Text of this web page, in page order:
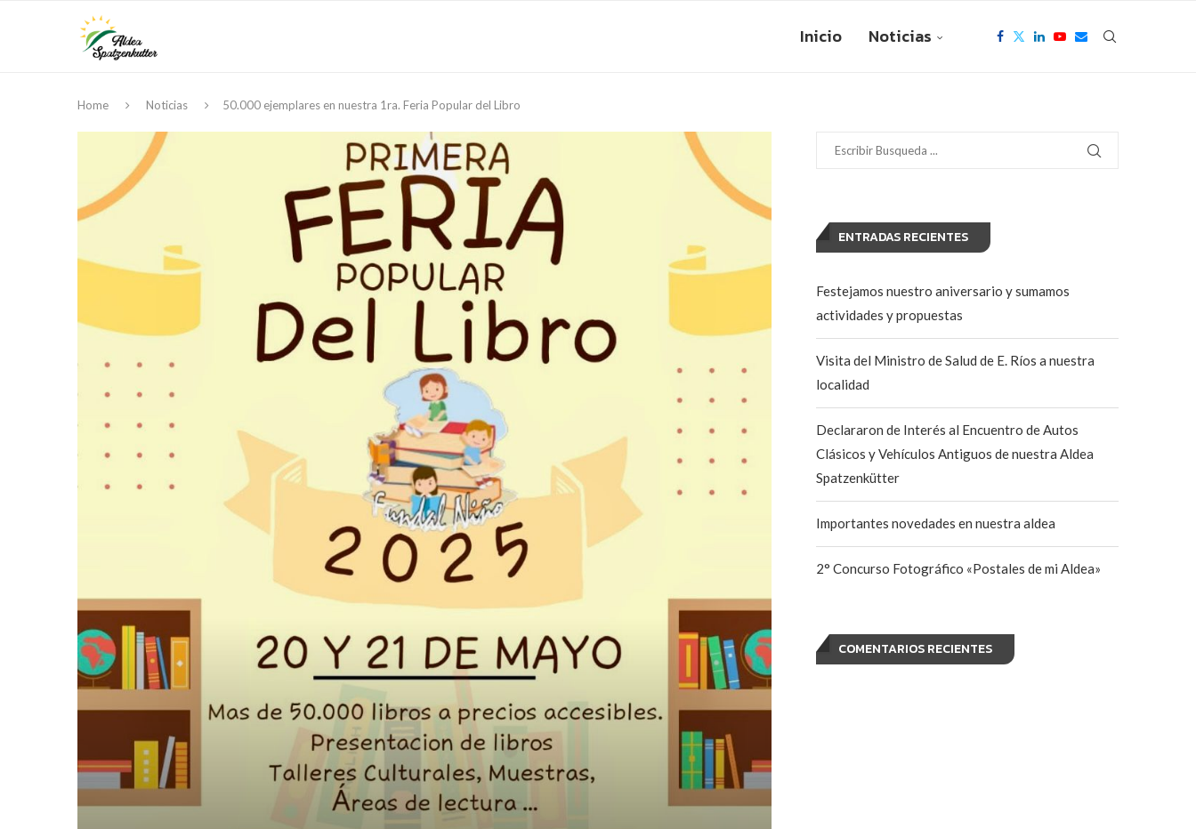
Inicio Noticias
Home Noticias 50.000 ejemplares en nuestra 1ra. Feria Popular del Libro
ENTRADAS RECIENTES
Festejamos nuestro aniversario y sumamos
actividades y propuestas
Visita del Ministro de Salud de E. Ríos a nuestra
localidad
Declararon de Interés al Encuentro de Autos
Clásicos y Vehículos Antiguos de nuestra Aldea
Spatzenkütter
Importantes novedades en nuestra aldea
2° Concurso Fotográfico «Postales de mi Aldea»
COMENTARIOS RECIENTES